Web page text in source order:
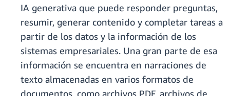
IA generativa que puede responder preguntas,
resumir, generar contenido y completar tareas a
partir de los datos y la información de los
sistemas empresariales. Una gran parte de esa
información se encuentra en narraciones de
texto almacenadas en varios formatos de
documentos, como archivos PDF, archivos de